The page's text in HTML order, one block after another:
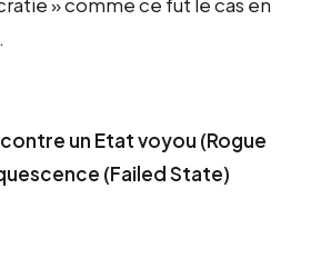
un Etat voyou (Rogue
(Failed State)